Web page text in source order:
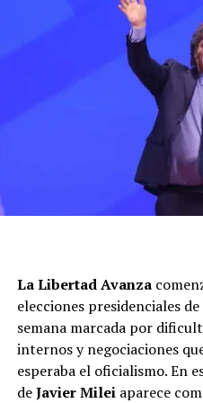
Es importante destacar que
Tierras recibió los primeros
principios de semana,
Osvaldo Jaldo(Tucumán),
(Neuquén) yHugo
saber que sus senadores
importa al Presidente”,
Milei ubicó la modificación
centro de la segunda etapa
presentó por cadena
principales reformas
La Libertad Avanza
elecciones presidenciales
semana marcada por
internos y negociaciones
esperaba el oficialismo. En
deJavier Mileiaparece